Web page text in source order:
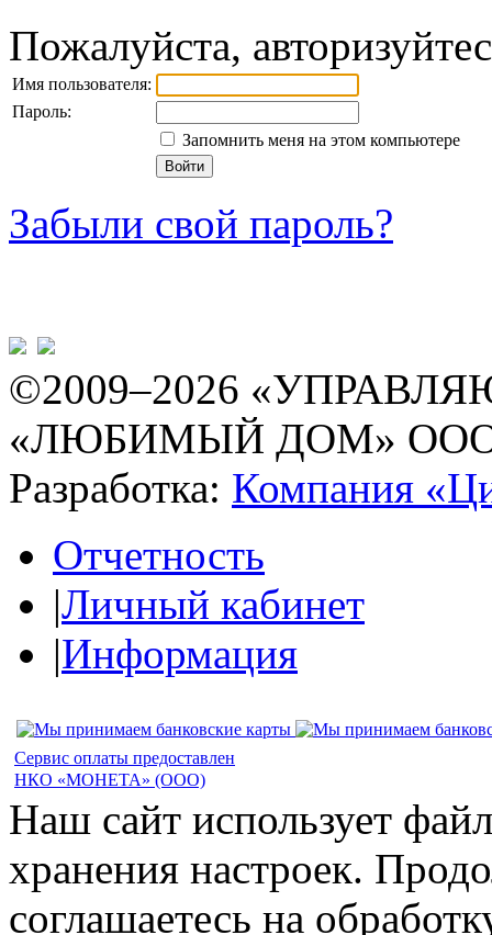
Пожалуйста,
Имя пользователя:
Пароль:
Запомнить меня на этом компьютере
Войти
Забыли свой пароль?
©2009–2026
«ЛЮБИМЫЙ ДОМ»
Разработка: Компания
Отчетность
|Личный кабинет
|Информация
Сервис оплаты предоставлен
НКО «МОНЕТА» (ООО)
Наш сайт использует
хранения настроек.
соглашаетесь на